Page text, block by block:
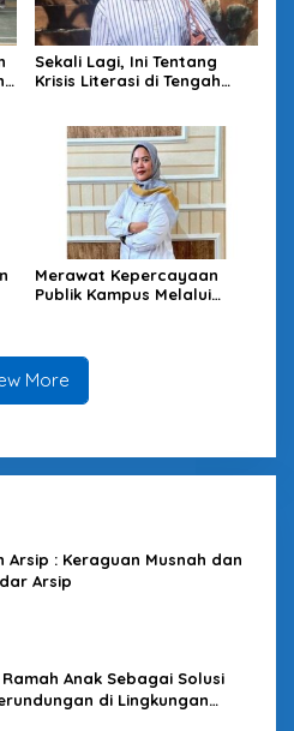
Sekali Lagi, Ini Tentang
Krisis Literasi di Tengah
Merawat Kepercayaan
Publik Kampus Melalui
More
Arsip : Keraguan Musnah dan
Arsip
Anak Sebagai Solusi
di Lingkungan